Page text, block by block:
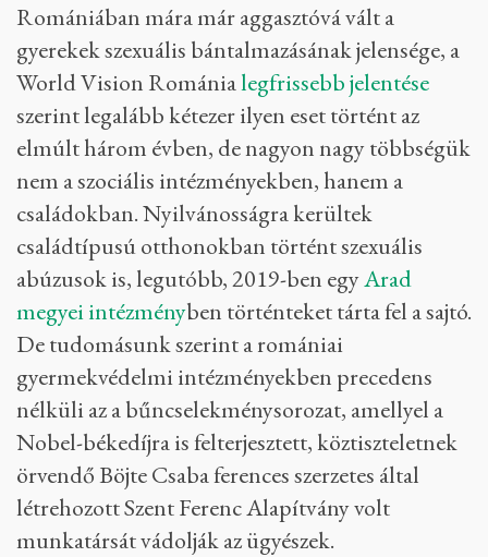
Romániában mára már aggasztóvá vált a
gyerekek szexuális bántalmazásának jelensége, a
World Vision Románialegfrissebb jelentése
szerint legalább kétezer ilyen eset történt az
elmúlt három évben, de nagyon nagy többségük
nem a szociális intézményekben, hanem a
családokban. Nyilvánosságra kerültek
családtípusú otthonokban történt szexuális
abúzusok is, legutóbb, 2019-ben egyArad
megyei intézményben történteket tárta fel a sajtó.
De tudomásunk szerint a romániai
gyermekvédelmi intézményekben precedens
nélküli az a bűncselekménysorozat, amellyel a
Nobel-békedíjra is felterjesztett, köztiszteletnek
örvendő Böjte Csaba ferences szerzetes által
létrehozott Szent Ferenc Alapítvány volt
munkatársát vádolják az ügyészek.